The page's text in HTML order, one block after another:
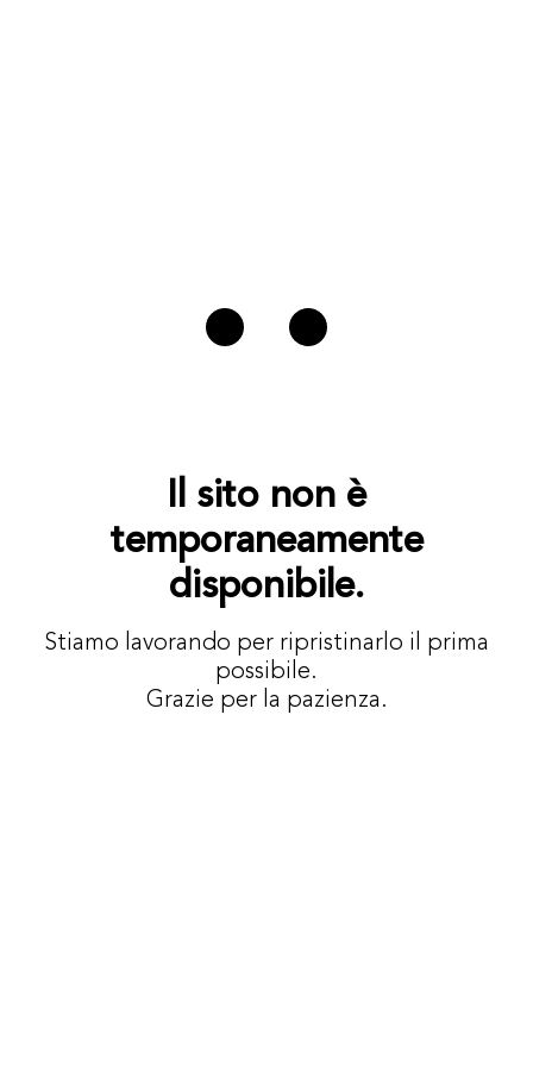
Il sito non è
temporaneamente
disponibile.
Stiamo lavorando per ripristinarlo il prima
possibile.
Grazie per la pazienza.